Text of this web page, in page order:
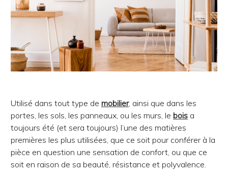
Utilisé dans tout type de mobilier, ainsi que dans les
portes, les sols, les panneaux, ou les murs, le bois a
toujours été (et sera toujours) l’une des matières
premières les plus utilisées, que ce soit pour conférer à la
pièce en question une sensation de confort, ou que ce
soit en raison de sa beauté, résistance et polyvalence.